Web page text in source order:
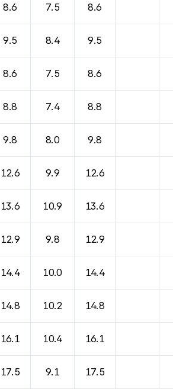
8.6 7.5 8.6
9.5 8.4 9.5
8.6 7.5 8.6
8.8 7.4 8.8
9.8 8.0 9.8
12.6 9.9 12.6
13.6 10.9 13.6
12.9 9.8 12.9
14.4 10.0 14.4
14.8 10.2 14.8
16.1 10.4 16.1
17.5 9.1 17.5